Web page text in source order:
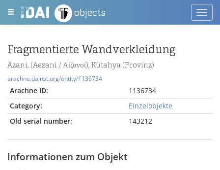
objects
Fragmentierte Wandverkleidung
Äzani, (Aezani / Αἰζανοί), Kütahya (Provinz)
arachne.dainst.org/entity/1136734
Arachne ID:
1136734
Category:
Einzelobjekte
Old serial number:
143212
Informationen zum Objekt